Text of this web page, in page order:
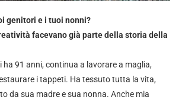
genitori e i tuoi nonni?
facevano già parte della storia della
ha 91 anni, continua a lavorare a maglia,
i tappeti. Ha tessuto tutta la vita,
da sua madre e sua nonna. Anche mia